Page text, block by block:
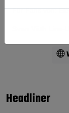
Für Fans von:
Headliner